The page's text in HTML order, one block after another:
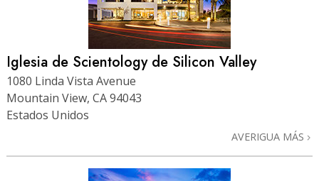
Iglesia de Scientology de Silicon Valley
1080 Linda Vista Avenue
Mountain View, CA 94043
Estados Unidos
AVERIGUA MÁS